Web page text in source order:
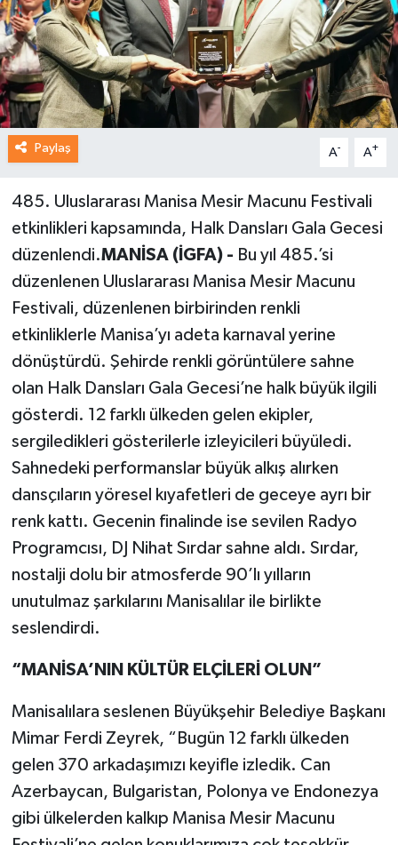
Paylaş A- A+
485. Uluslararası Manisa Mesir Macunu Festivali
etkinlikleri kapsamında, Halk Dansları Gala Gecesi
düzenlendi.MANİSA (İGFA) - Bu yıl 485.’si
düzenlenen Uluslararası Manisa Mesir Macunu
Festivali, düzenlenen birbirinden renkli
etkinliklerle Manisa’yı adeta karnaval yerine
dönüştürdü. Şehirde renkli görüntülere sahne
olan Halk Dansları Gala Gecesi’ne halk büyük ilgili
gösterdi. 12 farklı ülkeden gelen ekipler,
sergiledikleri gösterilerle izleyicileri büyüledi.
Sahnedeki performanslar büyük alkış alırken
dansçıların yöresel kıyafetleri de geceye ayrı bir
renk kattı. Gecenin finalinde ise sevilen Radyo
Programcısı, DJ Nihat Sırdar sahne aldı. Sırdar,
nostalji dolu bir atmosferde 90’lı yılların
unutulmaz şarkılarını Manisalılar ile birlikte
seslendirdi.
“MANİSA’NIN KÜLTÜR ELÇİLERİ OLUN”
Manisalılara seslenen Büyükşehir Belediye Başkanı
Mimar Ferdi Zeyrek, “Bugün 12 farklı ülkeden
gelen 370 arkadaşımızı keyifle izledik. Can
Azerbaycan, Bulgaristan, Polonya ve Endonezya
gibi ülkelerden kalkıp Manisa Mesir Macunu
SPOR